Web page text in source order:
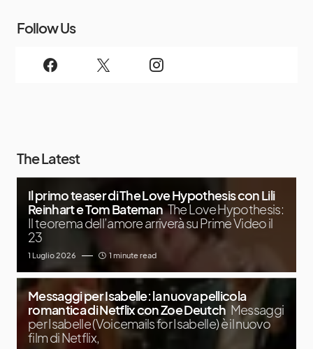
Follow Us
The Latest
Il primo teaser di The Love Hypothesis con Lili
Reinhart e Tom Bateman The Love Hypothesis:
Il teorema dell’amore arriverà su Prime Video il
23
1 Luglio 2026 1 minute read
Messaggi per Isabelle: la nuova pellicola
romantica di Netflix con Zoe Deutch Messaggi
per Isabelle (Voicemails for Isabelle) è il nuovo
film di Netflix,